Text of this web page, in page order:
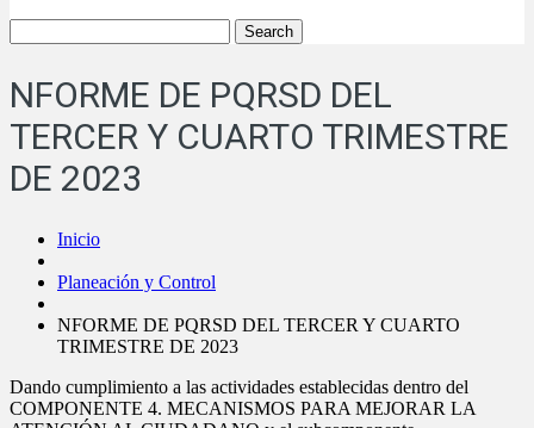
NFORME DE PQRSD DEL
TERCER Y CUARTO TRIMESTRE
DE 2023
Inicio
Planeación y Control
NFORME DE PQRSD DEL TERCER Y CUARTO
TRIMESTRE DE 2023
Dando cumplimiento a las actividades establecidas dentro del
COMPONENTE 4. MECANISMOS PARA MEJORAR LA